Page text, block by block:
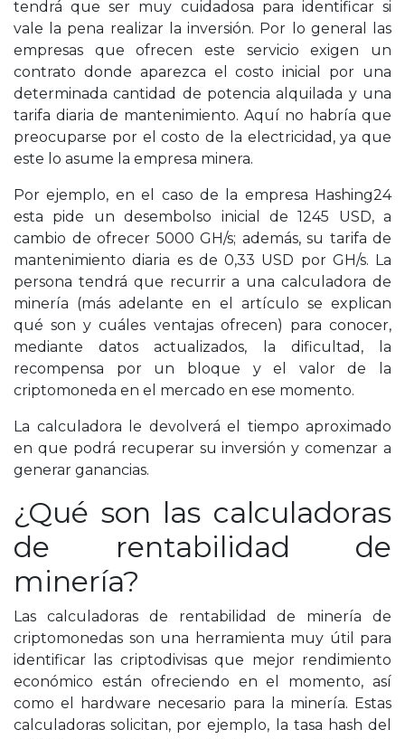
tendrá que ser muy cuidadosa para identificar si
vale la pena realizar la inversión. Por lo general las
empresas que ofrecen este servicio exigen un
contrato donde aparezca el costo inicial por una
determinada cantidad de potencia alquilada y una
tarifa diaria de mantenimiento. Aquí no habría que
preocuparse por el costo de la electricidad, ya que
este lo asume la empresa minera.
Por ejemplo, en el caso de la empresa Hashing24
esta pide un desembolso inicial de 1245 USD, a
cambio de ofrecer 5000 GH/s; además, su tarifa de
mantenimiento diaria es de 0,33 USD por GH/s. La
persona tendrá que recurrir a una calculadora de
minería (más adelante en el artículo se explican
qué son y cuáles ventajas ofrecen) para conocer,
mediante datos actualizados, la dificultad, la
recompensa por un bloque y el valor de la
criptomoneda en el mercado en ese momento.
La calculadora le devolverá el tiempo aproximado
en que podrá recuperar su inversión y comenzar a
generar ganancias.
¿Qué son las calculadoras
de rentabilidad de
minería?
Las calculadoras de rentabilidad de minería de
criptomonedas son una herramienta muy útil para
identificar las criptodivisas que mejor rendimiento
económico están ofreciendo en el momento, así
como el hardware necesario para la minería. Estas
calculadoras solicitan, por ejemplo, la tasa hash del